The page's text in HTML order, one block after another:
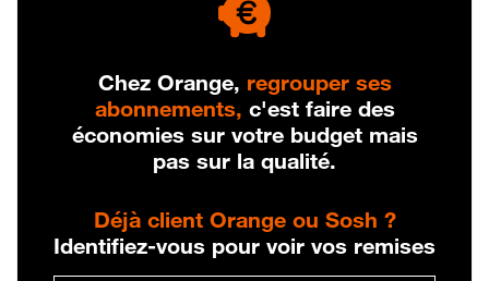
Chez Orange, regrouper ses
abonnements, c'est faire des
économies sur votre budget mais
pas sur la qualité.
Déjà client Orange ou Sosh ?
Identifiez-vous pour voir vos remises